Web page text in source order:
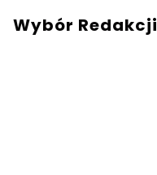
Wybór Redakcji